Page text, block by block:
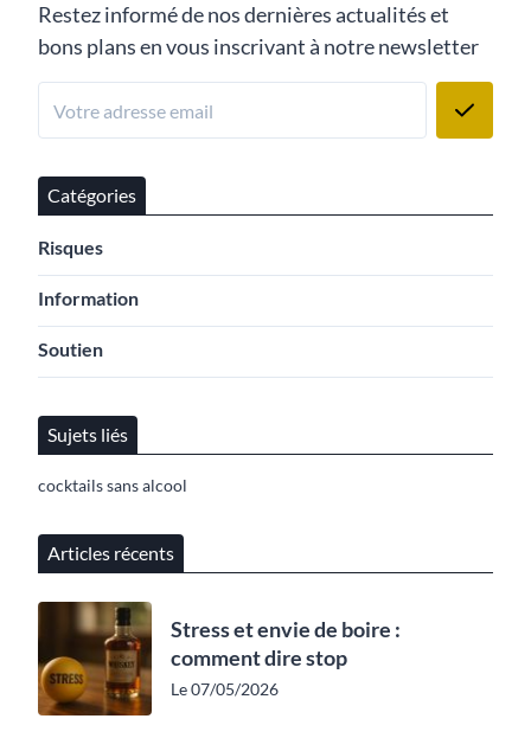
Restez informé de nos dernières actualités et
bons plans en vous inscrivant à notre newsletter
Catégories
Risques
Information
Soutien
Sujets liés
cocktails sans alcool
Articles récents
Stress et envie de boire :
comment dire stop
Le 07/05/2026